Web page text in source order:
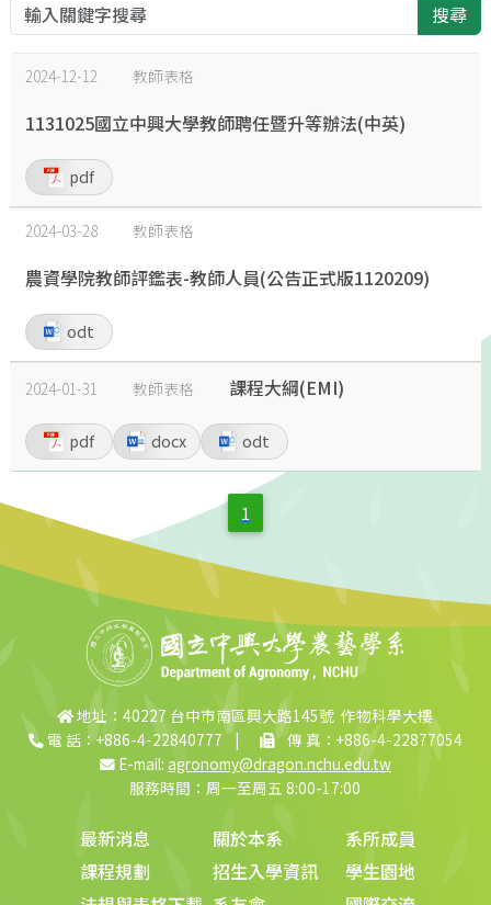
搜尋
2024-12-12 教師表格
1131025國立中興大學教師聘任暨升等辦法(中英)
pdf
2024-03-28 教師表格
農資學院教師評鑑表-教師人員(公告正式版1120209)
odt
2024-01-31 教師表格 課程大綱(EMI)
pdf docx odt
1
地址：40227 台中市南區興大路145號 作物科學大樓
電 話：+886-4-22840777
|
傳 真：+886-4-22877054
E-mail: agronomy@dragon.nchu.edu.tw
服務時間：周一至周五 8:00-17:00
最新消息 關於本系
系所成員
課程規劃
招生入學資訊
學生園地